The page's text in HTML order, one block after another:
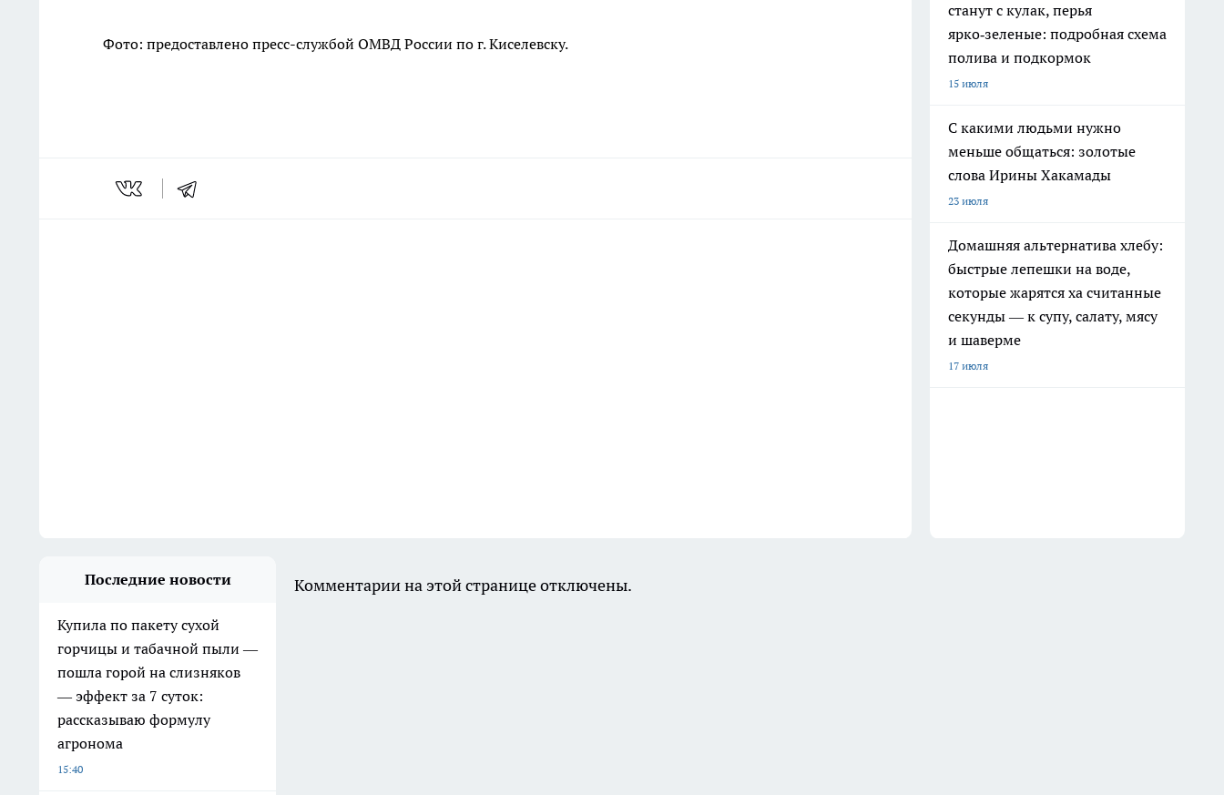
Фото: предоставлено пресс-службой ОМВД России по г. Киселевску.
станут с кулак, перья
ярко‑зеленые: подробная схема
полива и подкормок
15 июля
С какими людьми нужно
меньше общаться: золотые
слова Ирины Хакамады
23 июля
Домашняя альтернатива хлебу:
быстрые лепешки на воде,
которые жарятся ха считанные
секунды — к супу, салату, мясу
и шаверме
17 июля
Последние новости
Купила по пакету сухой
горчицы и табачной пыли —
пошла горой на слизняков
— эффект за 7 суток:
рассказываю формулу
агронома
15:40
Комментарии на этой странице отключены.